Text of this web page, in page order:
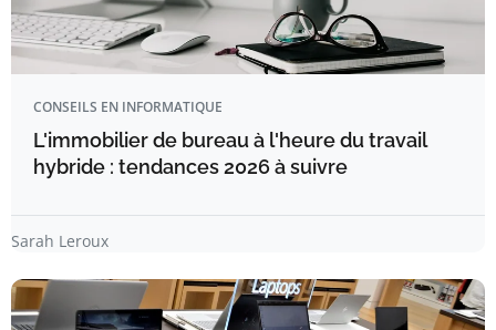
CONSEILS EN INFORMATIQUE
L'immobilier de bureau à l'heure du travail
hybride : tendances 2026 à suivre
Sarah Leroux